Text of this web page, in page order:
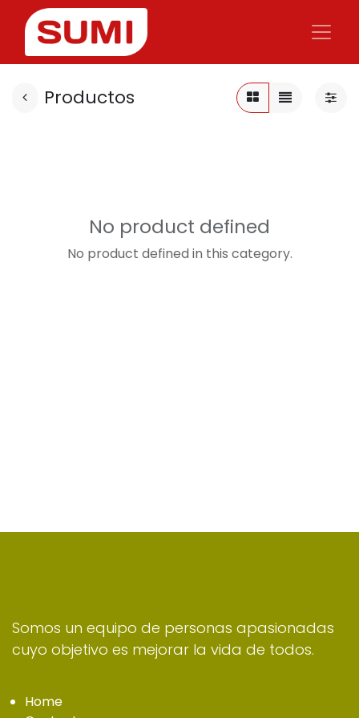
Productos
No product defined
No product defined in this category.
Somos un equipo de personas apasionadas
cuyo objetivo es mejorar la vida de todos.
Home